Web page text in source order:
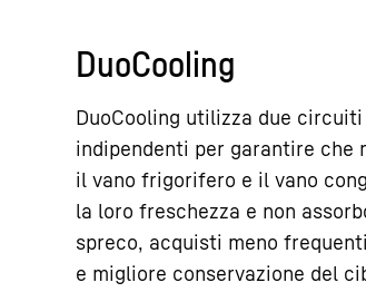
DuoCooling
DuoCooling utilizza due
indipendenti per garantire che
il vano frigorifero e il vano
la loro freschezza e non
spreco, acquisti meno
e migliore conservazione del